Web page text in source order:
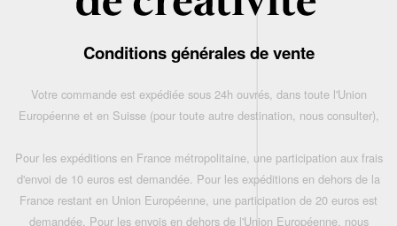
Conditions générales de vente
Votre commande est expédiée sous 24h ouvrés, dans toute l'Union
Européenne et en Suisse (pour toute autre destination, nous consulter),
Pour les expéditions en France métropolitaine, une participation aux frais
d'envoi de 10 euros est demandée. Pour les expéditions en dehors de la
France restant en Union Européenne, une participation de 20 euros est
demandée. Pour les envois en dehors de l'Union Européenne, nous